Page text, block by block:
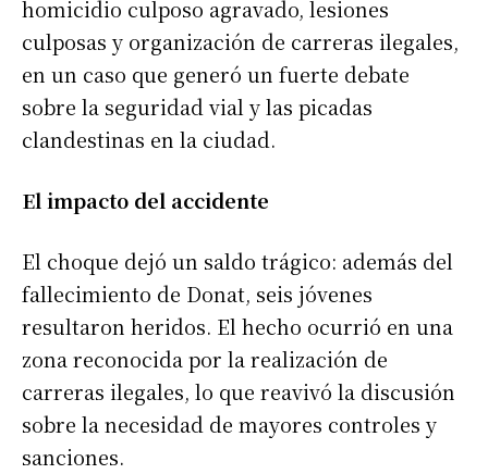
homicidio culposo agravado, lesiones
culposas y organización de carreras ilegales,
en un caso que generó un fuerte debate
sobre la seguridad vial y las picadas
clandestinas en la ciudad.
El impacto del accidente
El choque dejó un saldo trágico: además del
fallecimiento de Donat, seis jóvenes
resultaron heridos. El hecho ocurrió en una
zona reconocida por la realización de
carreras ilegales, lo que reavivó la discusión
sobre la necesidad de mayores controles y
sanciones.